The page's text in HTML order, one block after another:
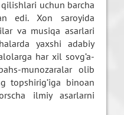
uchun barcha
edi. Xon saroyida
va musiqa asarlari
yaxshi adabiy
har xil sovg’a-
munozaralar olib
topshirig’iga binoan
ilmiy asarlarni